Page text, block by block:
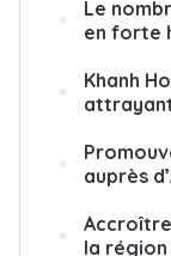
Le
dans le
semestre